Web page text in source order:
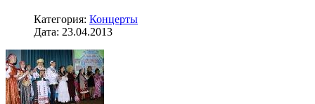
Категория: Концерты
Дата: 23.04.2013